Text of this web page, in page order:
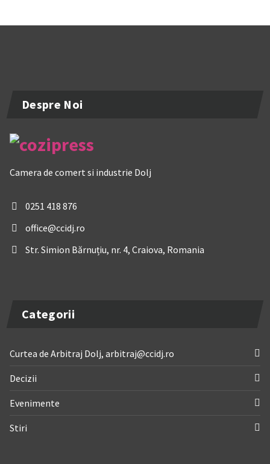
Despre Noi
Camera de comert si industrie Dolj
0251 418 876
office@ccidj.ro
Str. Simion Bărnuțiu, nr. 4, Craiova, Romania
Categorii
Curtea de Arbitraj Dolj, arbitraj@ccidj.ro
Decizii
Evenimente
Stiri